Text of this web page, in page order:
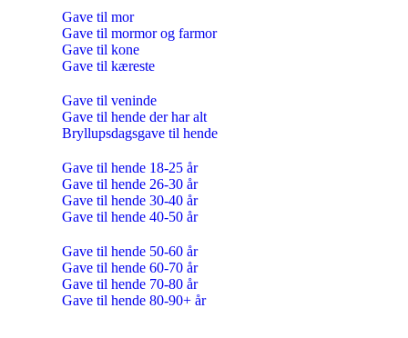
Gave til mor
Gave til mormor og farmor
Gave til kone
Gave til kæreste
Gave til veninde
Gave til hende der har alt
Bryllupsdagsgave til hende
Gave til hende 18-25 år
Gave til hende 26-30 år
Gave til hende 30-40 år
Gave til hende 40-50 år
Gave til hende 50-60 år
Gave til hende 60-70 år
Gave til hende 70-80 år
Gave til hende 80-90+ år